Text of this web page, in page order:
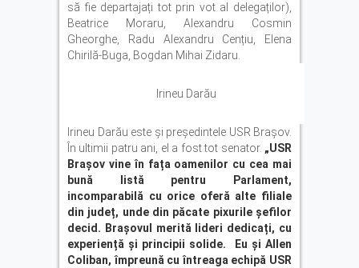
să fie departajați tot prin vot al delegaților),
Beatrice Moraru, Alexandru Cosmin
Gheorghe, Radu Alexandru Cențiu, Elena
Chirilă-Buga, Bogdan Mihai Zidaru.
Irineu Darău
Irineu Darău este şi preşedintele USR Braşov.
În ultimii patru ani, el a fost tot senator. „USR
Brașov vine în fața oamenilor cu cea mai
bună listă pentru Parlament,
incomparabilă cu orice oferă alte filiale
din județ, unde din păcate pixurile șefilor
decid. Brașovul merită lideri dedicați, cu
experiență și principii solide. Eu și Allen
Coliban, împreună cu întreaga echipă USR